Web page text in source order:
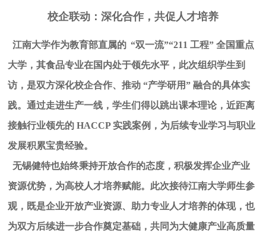
校企联动：深化合作，共促人才培养
江南大学作为教育部直属的 “双一流”“211 工程” 全国重点
大学，其食品专业在国内处于领先水平，此次组织学生到
访，是双方深化校企合作、推动 “产学研用” 融合的具体实
践。通过走进生产一线，学生们得以跳出课本理论，近距离
接触行业领先的 HACCP 实践案例，为后续专业学习与职业
发展积累宝贵经验。
无锡健特也始终秉持开放合作的态度，积极发挥企业产业
资源优势，为高校人才培养赋能。此次接待江南大学师生参
观，既是企业开放产业资源、助力专业人才培养的体现，也
为双方后续进一步合作奠定基础，共同为大健康产业高质量